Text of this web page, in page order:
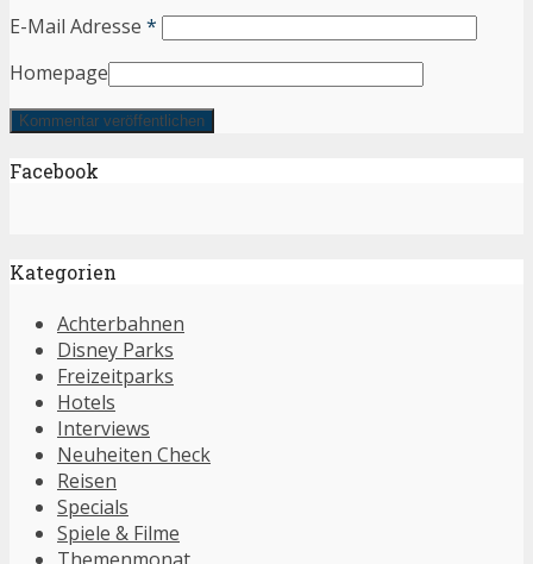
E-Mail Adresse *
Homepage
Facebook
Kategorien
Achterbahnen
Disney Parks
Freizeitparks
Hotels
Interviews
Neuheiten Check
Reisen
Specials
Spiele & Filme